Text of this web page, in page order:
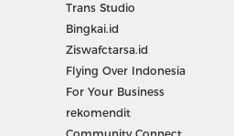
Trans Studio
Bingkai.id
Ziswafctarsa.id
Flying Over Indonesia
For Your Business
rekomendit